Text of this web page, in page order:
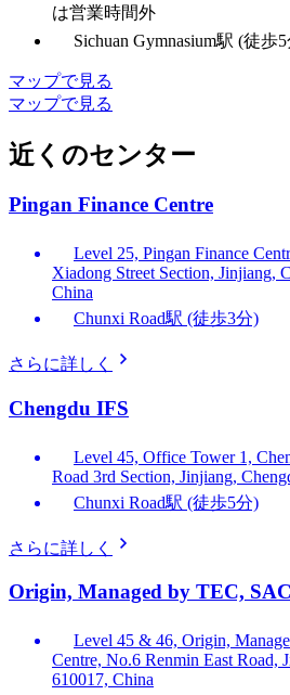
は営業時間外
Sichuan Gymnasium駅 (徒歩
マップで見る
マップで見る
近くのセンター
Pingan Finance Centre
Level 25, Pingan Finance
Xiadong Street Section, Jinjiang,
China
Chunxi Road駅 (徒歩3分)
さらに詳しく
Chengdu IFS
Level 45, Office Tower 1,
Road 3rd Section, Jinjiang,
Chunxi Road駅 (徒歩5分)
さらに詳しく
Origin, Managed by TEC,
Level 45 & 46, Origin,
Centre, No.6 Renmin East Road,
610017, China